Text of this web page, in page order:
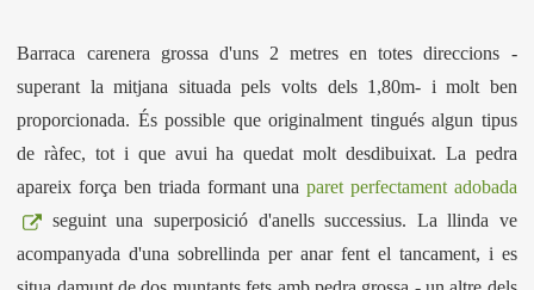
Barraca carenera grossa d'uns 2 metres en totes direccions -
superant la mitjana situada pels volts dels 1,80m- i molt ben
proporcionada. És possible que originalment tingués algun tipus
de ràfec, tot i que avui ha quedat molt desdibuixat. La pedra
apareix força ben triada formant unaparet perfectament adobada
seguint una superposició d'anells successius. La llinda ve
acompanyada d'una sobrellinda per anar fent el tancament, i es